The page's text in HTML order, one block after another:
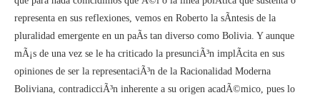
representa en sus reflexiones, vemos en Roberto la sÃ­ntesis de la
pluralidad emergente en un paÃ­s tan diverso como Bolivia. Y aunque
mÃ¡s de una vez se le ha criticado la presunciÃ³n implÃ­cita en sus
opiniones de ser la representaciÃ³n de la Racionalidad Moderna
Boliviana, contradicciÃ³n inherente a su origen acadÃ©mico, pues lo